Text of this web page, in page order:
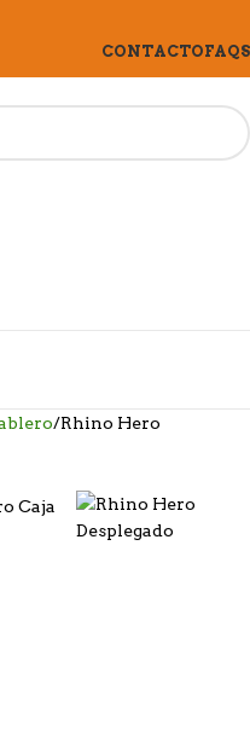
CONTACTOFAQS
Rhino Hero